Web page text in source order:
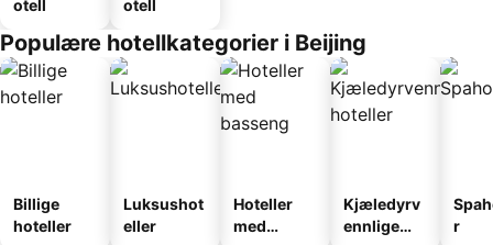
otell
otell
Populære hotellkategorier i Beijing
Billige
hoteller
Luksushot
eller
Hoteller
med
Kjæledyrv
ennlige
r